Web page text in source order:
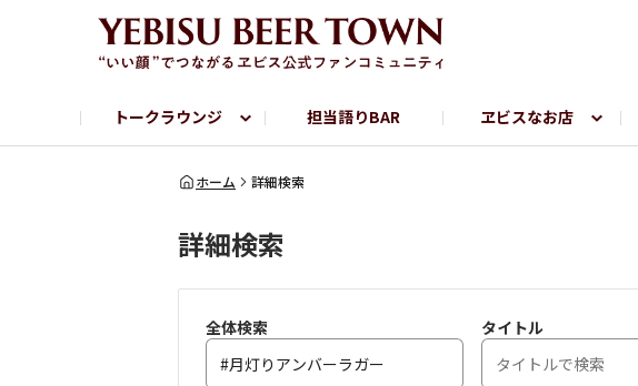
トークラウンジ
フリートーク
担当語りBAR ヱビスなお店
ヱビス提供店情報
ヱビスブランドサイト
サッポロビール公式Instagram
ホーム 詳細検索
詳細検索
全体検索 タイトル